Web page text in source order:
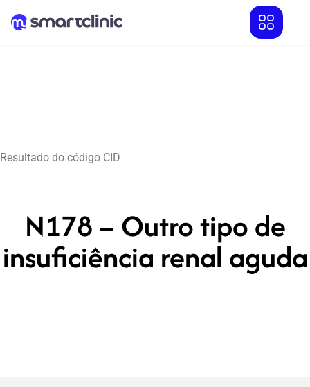
Resultado do código CID
N178 – Outro tipo de
insuficiência renal aguda